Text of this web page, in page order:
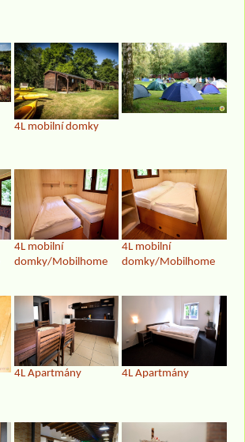
4L mobilní domky
4L mobilní
domky/Mobilhome
4L mobilní
domky/Mobilhome
4L Apartmány 4L Apartmány